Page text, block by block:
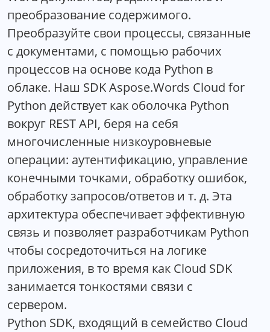
преобразование содержимого.
Преобразуйте свои процессы, связанные
с документами, с помощью рабочих
процессов на основе кода Python в
облаке. Наш SDK Aspose.Words Cloud for
Python действует как оболочка Python
вокруг REST API, беря на себя
многочисленные низкоуровневые
операции: аутентификацию, управление
конечными точками, обработку ошибок,
обработку запросов/ответов и т. д. Эта
архитектура обеспечивает эффективную
связь и позволяет разработчикам Python
чтобы сосредоточиться на логике
приложения, в то время как Cloud SDK
занимается тонкостями связи с
сервером.
Python SDK, входящий в семейство Cloud